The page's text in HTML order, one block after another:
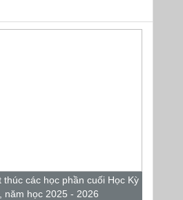
thúc các học phần cuối Học Kỳ
năm học 2025 - 2026